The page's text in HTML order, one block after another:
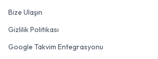
Bize Ulaşın
Gizlilik Politikası
Google Takvim Entegrasyonu